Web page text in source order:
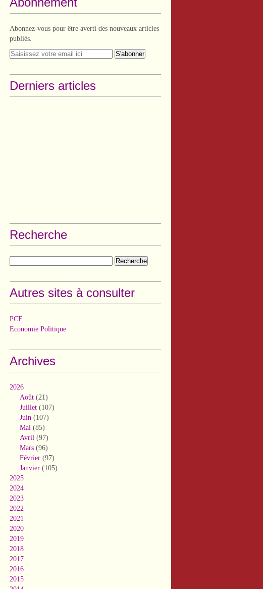
Abonnez-vous pour être averti des nouveaux articles
publiés.
Derniers articles
Recherche
Autres sites à consulter
PCF
Economie Politique
Archives
2026
Août (21)
Juillet (107)
Juin (107)
Mai (85)
Avril (97)
Mars (96)
Février (97)
Janvier (105)
2025
2024
2023
2022
2021
2020
2019
2018
2017
2016
2015